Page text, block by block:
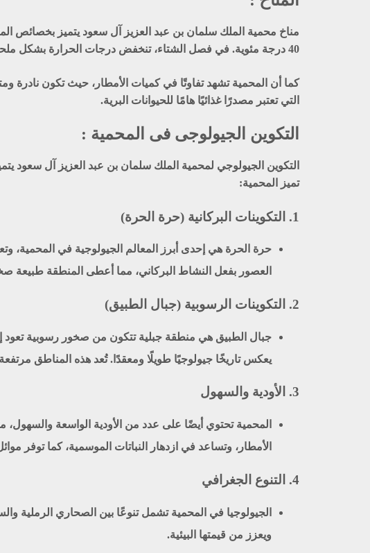
مناخ محمية الملك سلمان بن عبد العزيز آل سعود يتميز بخصائص
40 درجة مئوية. في فصل الشتاء، تنخفض درجات الحرارة بشكل ملحوظ، وقد تصل إلى درجات قريبة من التجمد في بعض الليالي، خاصة في المناطق المرتفعة مثل
كما أن المحمية تشهد تفاوتًا في كميات الأمطار، حيث تكون نادرة
التي تعتبر مصدرًا غذائيًا هامًا للحيوانات البرية.
التكوين الجيولوجى فى المحمية :
التكوين الجيولوجي لمحمية الملك سلمان بن عبد العزيز آل سعود
تميز المحمية:
1. التكوينات البركانية (حرة الحرة)
حرة الحرة هي إحدى أبرز المعالم الجيولوجية في المحمية،
العصور بفعل النشاط البركاني، مما أعطى المنطقة طبيعة
2. التكوينات الرسوبية (جبال الطبيق)
جبال الطبيق هي منطقة جبلية تتكون من صخور رسوبية تعود
يعكس تاريخًا جيولوجيًا طويلًا ومعقدًا. تُعد هذه المناطق
3. الأودية والسهول
المحمية تحتوي أيضًا على عدد من الأودية الواسعة
الأمطار، وتساعد في ازدهار النباتات الموسمية، كما توفر
4. التنوع الجغرافي
الجيولوجيا في المحمية تشمل تنوعًا بين الصحاري الرملية
ويعزز من قيمتها البيئية.